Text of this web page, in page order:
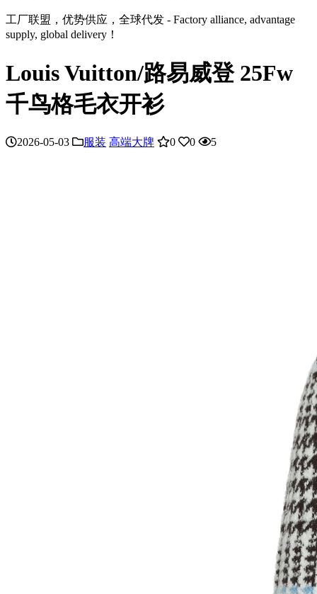
工厂联盟，优势供应，全球代发 - Factory alliance, advantage
supply, global delivery！
Louis Vuitton/路易威登 25Fw
千鸟格毛衣开衫
2026-05-03 服装 高端大牌 0 0 5